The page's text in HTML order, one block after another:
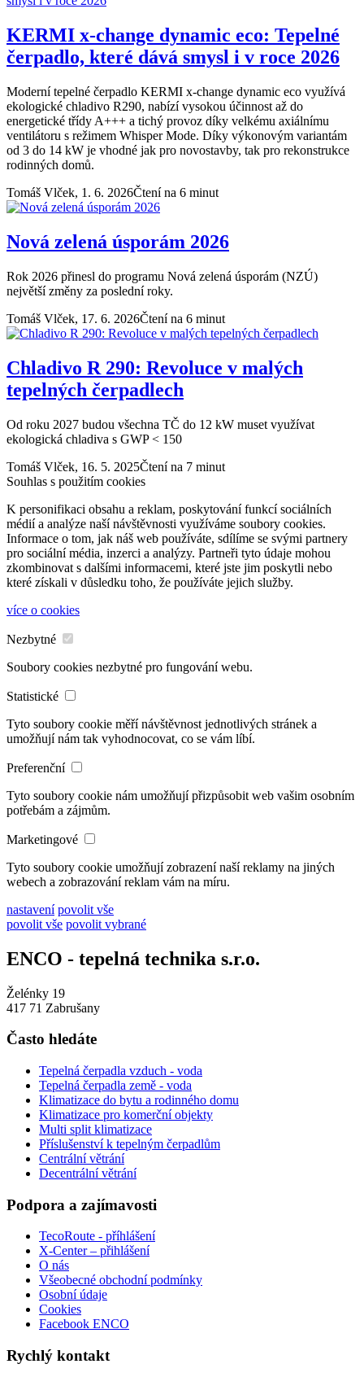
KERMI x-change dynamic eco: Tepelné
čerpadlo, které dává smysl i v roce 2026
Moderní tepelné čerpadlo KERMI x-change dynamic eco využívá
ekologické chladivo R290, nabízí vysokou účinnost až do
energetické třídy A+++ a tichý provoz díky velkému axiálnímu
ventilátoru s režimem Whisper Mode. Díky výkonovým variantám
od 3 do 14 kW je vhodné jak pro novostavby, tak pro rekonstrukce
rodinných domů.
Tomáš Vlček, 1. 6. 2026Čtení na 6 minut
Nová zelená úsporám 2026
Rok 2026 přinesl do programu Nová zelená úsporám (NZÚ)
největší změny za poslední roky.
Tomáš Vlček, 17. 6. 2026Čtení na 6 minut
Chladivo R 290: Revoluce v malých
tepelných čerpadlech
Od roku 2027 budou všechna TČ do 12 kW muset využívat
ekologická chladiva s GWP < 150
Tomáš Vlček, 16. 5. 2025Čtení na 7 minut
Souhlas s použitím cookies
K personifikaci obsahu a reklam, poskytování funkcí sociálních
médií a analýze naší návštěvnosti využíváme soubory cookies.
Informace o tom, jak náš web používáte, sdílíme se svými partnery
pro sociální média, inzerci a analýzy. Partneři tyto údaje mohou
zkombinovat s dalšími informacemi, které jste jim poskytli nebo
které získali v důsledku toho, že používáte jejich služby.
více o cookies
Nezbytné
Soubory cookies nezbytné pro fungování webu.
Statistické
Tyto soubory cookie měří návštěvnost jednotlivých stránek a
umožňují nám tak vyhodnocovat, co se vám líbí.
Preferenční
Tyto soubory cookie nám umožňují přizpůsobit web vašim osobním
potřebám a zájmům.
Marketingové
Tyto soubory cookie umožňují zobrazení naší reklamy na jiných
webech a zobrazování reklam vám na míru.
nastavení povolit vše
povolit vše povolit vybrané
ENCO - tepelná technika s.r.o.
Želénky 19
417 71 Zabrušany
Často hledáte
Tepelná čerpadla vzduch - voda
Tepelná čerpadla země - voda
Klimatizace do bytu a rodinného domu
Klimatizace pro komerční objekty
Multi split klimatizace
Příslušenství k tepelným čerpadlům
Centrální větrání
Decentrální větrání
Podpora a zajímavosti
TecoRoute - příhlášení
X-Center – přihlášení
O nás
Všeobecné obchodní podmínky
Osobní údaje
Cookies
Facebook ENCO
Rychlý kontakt